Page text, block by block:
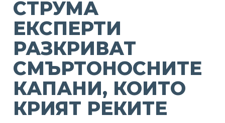
СТРУМА
ЕКСПЕРТИ
РАЗКРИВАТ
СМЪРТОНОСНИТЕ
КАПАНИ, КОИТО
КРИЯТ РЕКИТЕ